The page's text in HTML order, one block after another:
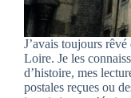
J’avais toujours
Loire. Je les
d’histoire, mes
postales reçues ou